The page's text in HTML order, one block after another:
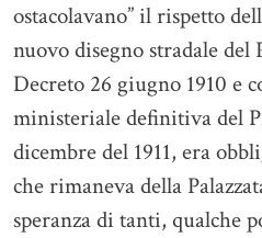
ostacolavano” il rispetto
nuovo disegno stradale del
Decreto 26 giugno 1910 e
ministeriale definitiva del
dicembre del 1911, era
che rimaneva della
speranza di tanti, qualche